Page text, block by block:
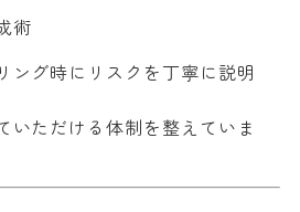
術
ング時にリスクを丁寧に説明
いただける体制を整えていま